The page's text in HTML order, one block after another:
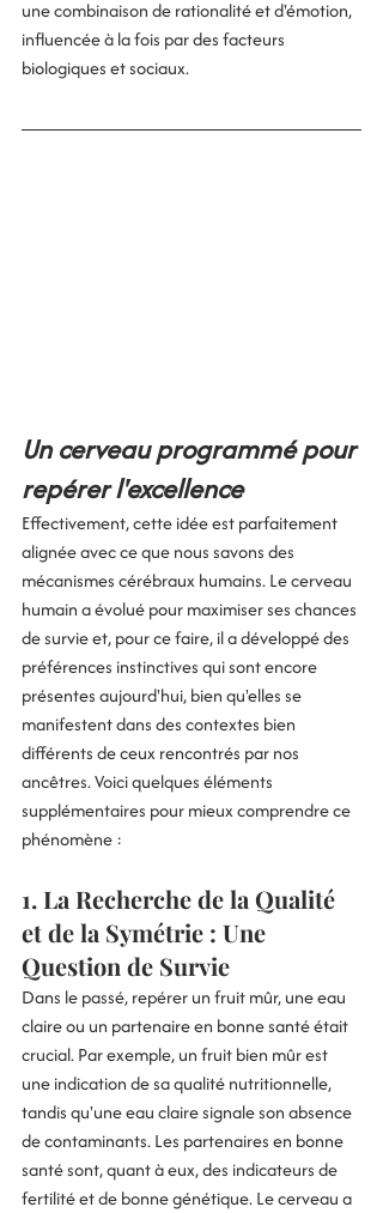
une combinaison de rationalité et d'émotion,
influencée à la fois par des facteurs
biologiques et sociaux.
Un cerveau programmé pour
repérer l'excellence
Effectivement, cette idée est parfaitement
alignée avec ce que nous savons des
mécanismes cérébraux humains. Le cerveau
humain a évolué pour maximiser ses chances
de survie et, pour ce faire, il a développé des
préférences instinctives qui sont encore
présentes aujourd'hui, bien qu'elles se
manifestent dans des contextes bien
différents de ceux rencontrés par nos
ancêtres. Voici quelques éléments
supplémentaires pour mieux comprendre ce
phénomène :
1. La Recherche de la Qualité
et de la Symétrie : Une
Question de Survie
Dans le passé, repérer un fruit mûr, une eau
claire ou un partenaire en bonne santé était
crucial. Par exemple, un fruit bien mûr est
une indication de sa qualité nutritionnelle,
tandis qu'une eau claire signale son absence
de contaminants. Les partenaires en bonne
santé sont, quant à eux, des indicateurs de
fertilité et de bonne génétique. Le cerveau a